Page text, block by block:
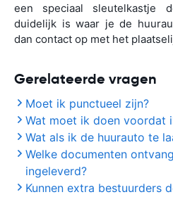
een speciaal sleutelkastje
duidelijk is waar je de
dan contact op met het
Gerelateerde vragen
Moet ik punctueel zijn?
Wat moet ik doen voordat
Wat als ik de huurauto te
Welke documenten
ingeleverd?
Kunnen extra bestuurders